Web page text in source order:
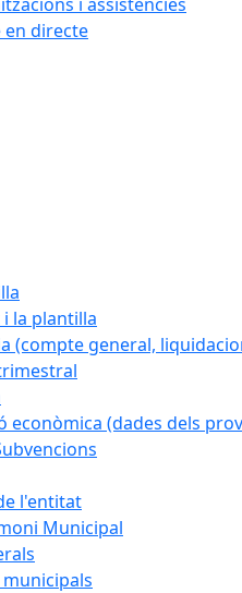
en directe
la plantilla
(compte general,
(dades dels
l'entitat
Municipal